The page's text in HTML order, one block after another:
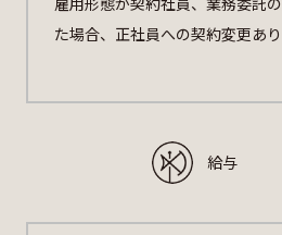
た場合、正社員への契約変更あり
給与